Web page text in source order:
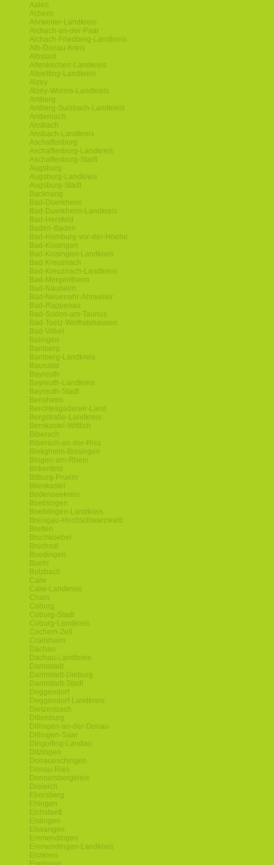
Aalen
Achern
Ahrweiler-Landkreis
Aichach-an-der-Paar
Aichach-Friedberg-Landkreis
Alb-Donau-Kreis
Albstadt
Altenkirchen-Landkreis
Altoetting-Landkreis
Alzey
Alzey-Worms-Landkreis
Amberg
Amberg-Sulzbach-Landkreis
Andernach
Ansbach
Ansbach-Landkreis
Aschaffenburg
Aschaffenburg-Landkreis
Aschaffenburg-Stadt
Augsburg
Augsburg-Landkreis
Augsburg-Stadt
Backnang
Bad-Duerkheim
Bad-Duerkheim-Landkreis
Bad-Hersfeld
Baden-Baden
Bad-Homburg-vor-der-Hoehe
Bad-Kissingen
Bad-Kissingen-Landkreis
Bad-Kreuznach
Bad-Kreuznach-Landkreis
Bad-Mergentheim
Bad-Nauheim
Bad-Neuenahr-Ahrweiler
Bad-Rappenau
Bad-Soden-am-Taunus
Bad-Toelz-Wolfratshausen
Bad-Vilbel
Balingen
Bamberg
Bamberg-Landkreis
Baunatal
Bayreuth
Bayreuth-Landkreis
Bayreuth-Stadt
Bensheim
Berchtesgadener-Land
Bergstraße-Landkreis
Bernkastel-Wittlich
Biberach
Biberach-an-der-Riss
Bietigheim-Bissingen
Bingen-am-Rhein
Birkenfeld
Bitburg-Pruem
Blieskastel
Bodenseekreis
Boeblingen
Boeblingen-Landkreis
Breisgau-Hochschwarzwald
Bretten
Bruchkoebel
Bruchsal
Buedingen
Buehl
Butzbach
Calw
Calw-Landkreis
Cham
Coburg
Coburg-Stadt
Coburg-Landkreis
Cochem-Zell
Crailsheim
Dachau
Dachau-Landkreis
Darmstadt
Darmstadt-Dieburg
Darmstadt-Stadt
Deggendorf
Deggendorf-Landkreis
Dietzenbach
Dillenburg
Dillingen-an-der-Donau
Dillingen-Saar
Dingolfing-Landau
Ditzingen
Donaueschingen
Donau-Ries
Donnersbergkreis
Dreieich
Ebersberg
Ehingen
Eichstaett
Eislingen
Ellwangen
Emmendingen
Emmendingen-Landkreis
Enzkreis